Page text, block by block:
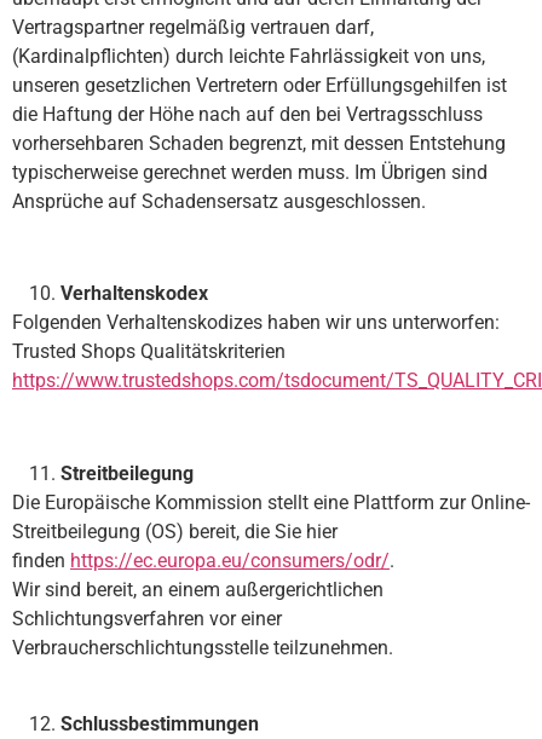
Vertragspartner regelmäßig vertrauen darf,
(Kardinalpflichten) durch leichte Fahrlässigkeit von uns,
unseren gesetzlichen Vertretern oder Erfüllungsgehilfen ist
die Haftung der Höhe nach auf den bei Vertragsschluss
vorhersehbaren Schaden begrenzt, mit dessen Entstehung
typischerweise gerechnet werden muss. Im Übrigen sind
Ansprüche auf Schadensersatz ausgeschlossen.
Verhaltenskodex
Folgenden Verhaltenskodizes haben wir uns unterworfen:
Trusted Shops Qualitätskriterien
https://www.trustedshops.com/tsdocument/
Streitbeilegung
Die Europäische Kommission stellt eine Plattform zur Online-
Streitbeilegung (OS) bereit, die Sie hier
finden https://ec.europa.eu/consumers/odr/.
Wir sind bereit, an einem außergerichtlichen
Schlichtungsverfahren vor einer
Verbraucherschlichtungsstelle teilzunehmen.
Schlussbestimmungen